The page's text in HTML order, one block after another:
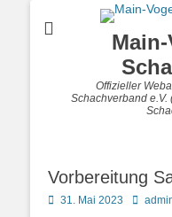
Offizieller
Schachverband
Vorbereitung
Posted
31. Mai 2023 Autor